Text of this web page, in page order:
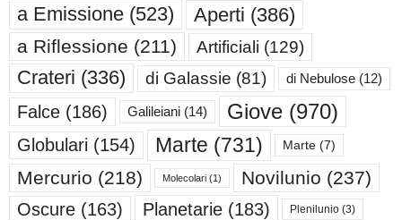
a Emissione (523) Aperti (386)
a Riflessione (211) Artificiali (129)
Crateri (336) di Galassie (81) di Nebulose (12)
Falce (186) Galileiani (14) Giove (970)
Globulari (154) Marte (731) Marte (7)
Mercurio (218) Molecolari (1) Novilunio (237)
Oscure (163) Planetarie (183) Plenilunio (3)